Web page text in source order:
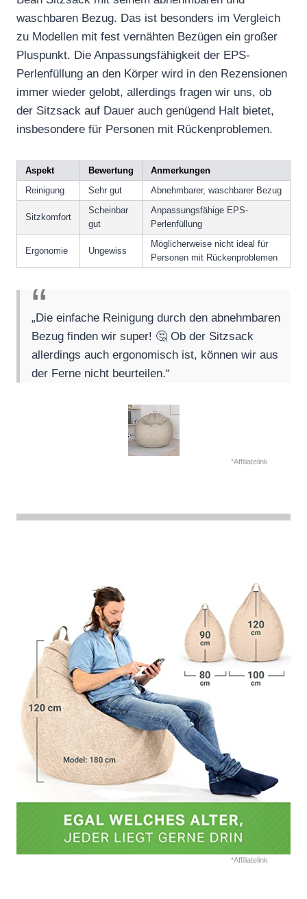
waschbaren Bezug. Das ist besonders im Vergleich
zu Modellen mit fest vernähten Bezügen ein großer
Pluspunkt. Die Anpassungsfähigkeit der EPS-
Perlenfüllung an den Körper wird in den Rezensionen
immer wieder gelobt, allerdings fragen wir uns, ob
der Sitzsack auf Dauer auch genügend Halt bietet,
insbesondere für Personen mit Rückenproblemen.
Aspekt Bewertung
Anmerkungen
Reinigung
Sehr gut Abnehmbarer, waschbarer Bezug
Sitzkomfort
Scheinbar
gut
Anpassungsfähige EPS-
Perlenfüllung
Ergonomie Ungewiss
Möglicherweise nicht ideal für
Personen mit Rückenproblemen
„Die einfache Reinigung durch den abnehmbaren
Bezug finden wir super! 🤔 Ob der Sitzsack
allerdings auch ergonomisch ist, können wir aus
der Ferne nicht beurteilen.“
*Affiliatelink
*Affiliatelink